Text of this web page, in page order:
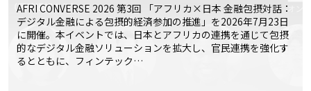
AFRI CONVERSE 2026 第3回 「アフリカ×日本 金融包摂対話：
デジタル金融による包摂的経済参加の推進」を2026年7月23日
に開催。本イベントでは、日本とアフリカの連携を通じて包摂
的なデジタル金融ソリューションを拡大し、官民連携を強化す
るとともに、フィンテック…